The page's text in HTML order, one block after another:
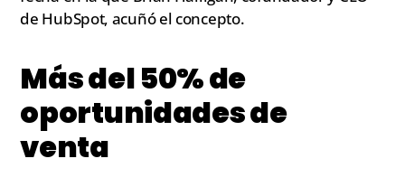
de HubSpot, acuñó el concepto.
Más del 50% de
oportunidades de
venta